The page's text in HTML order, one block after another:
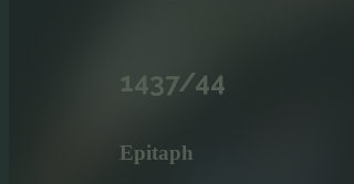
1437/44
Epitaph